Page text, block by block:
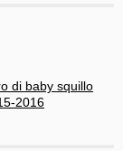
di baby squillo
2016